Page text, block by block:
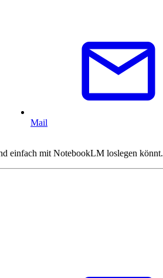
Mail
einfach mit NotebookLM loslegen könnt.